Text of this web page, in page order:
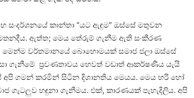
සංදර්ශනයේ කාන්තා “යට ඇඳුම” ඔස්සේ මතුවන
ඇත්ත; මෙය තේරුම් ගැනීම ඇති සංකීරණ
වර්තමානයේ බොහොමයක් සමාජ ජලා ඔස්සේ
ගැනීමේ ප්‍රවණතාවය හෙවත් වඩාත් ආකර්ෂණීය යැයි
අපි ගමන් කරමින් සිටින දිශානතිය මෙයය. මෙය හරි හෝ
ගැටලුව හඳුනා ගැනීමය. එක්, කාරණයක් පැහැදිලිය. අපි